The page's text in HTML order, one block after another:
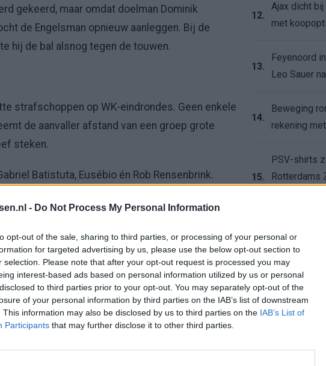
- Do Not Process My Personal Information
opt-out of the sale, sharing to third parties, or processing of your personal or
for targeted advertising by us, please use the below opt-out section to
selection. Please note that after your opt-out request is processed you may
interest-based ads based on personal information utilized by us or personal
to third parties prior to your opt-out. You may separately opt-out of the
of your personal information by third parties on the IAB’s list of downstream
This information may also be disclosed by us to third parties on the IAB’s List of
Participants that may further disclose it to other third parties.
gekeerd, maar omdat doelman Dominik
de Engelsman opnieuw aanleggen. Bij de
hij de bal alsnog tegen de touwen.
strafschoppen op WK-eindrondes. Geen enkele
de aanvaller afstand van een groep grote
steken.
Batistuta, Eusébio én Rob Rensenbrink.
De voormalig Oranje-international maakte
en was jarenlang mede-recordhouder.
had Kane meer pogingen nodig om tot zijn
nu als enige bovenaan de lijst.
De aanvoerder van Engeland jaagt namelijk
één keer scoort op deze eindronde, passeert
speler ooit op wereldkampioenschappen.
12.
Ajax dicht
met
13.
Feyenoord
Leo Sauer
14.
Beweging
rekening
15.
PSV-shirts
Rotterdams
16.
Feyenoord
Ueda en
17.
Ajax helpt
afgeknipte
Feyenoord
altijd